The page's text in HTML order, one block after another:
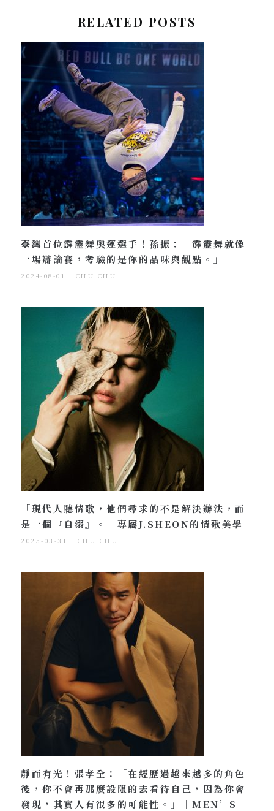
RELATED POSTS
臺灣首位霹靂舞奧運選手！孫振：「霹靂舞就像
一場辯論賽，考驗的是你的品味與觀點。」
2024-08-01 CHU CHU
「現代人聽情歌，他們尋求的不是解決辦法，而
是一個『自溺』。」專屬J.SHEON的情歌美學
2025-03-31 CHU CHU
靜而有光！張孝全：「在經歷過越來越多的角色
後，你不會再那麼設限的去看待自己，因為你會
發現，其實人有很多的可能性。」｜MEN’S